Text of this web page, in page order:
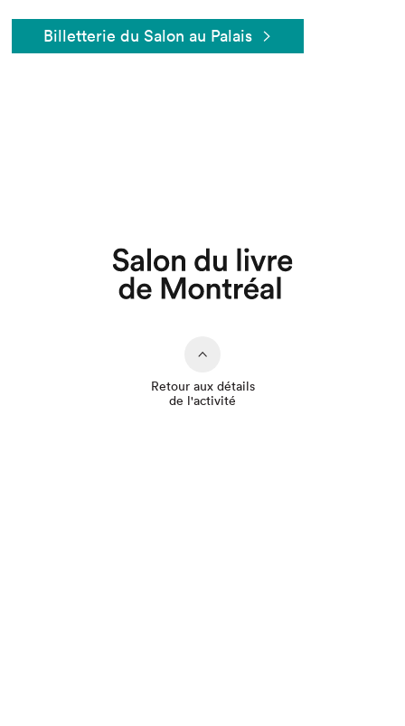
Billetterie du Salon au Palais
Retour aux détails
de l'activité